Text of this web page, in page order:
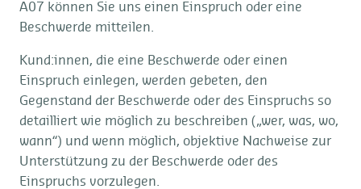
A07 können Sie uns einen Einspruch oder eine
Beschwerde mitteilen.
Kund:innen, die eine Beschwerde oder einen
Einspruch einlegen, werden gebeten, den
Gegenstand der Beschwerde oder des Einspruchs so
detailliert wie möglich zu beschreiben („wer, was, wo,
wann“) und wenn möglich, objektive Nachweise zur
Unterstützung zu der Beschwerde oder des
Einspruchs vorzulegen.